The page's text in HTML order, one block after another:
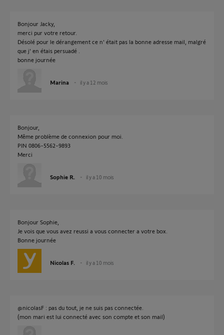
Bonjour Jacky,
merci pur votre retour.
Désolé pour le dérangement ce n' était pas la bonne adresse mail, malgré
que j' en étais persuadé .
bonne journée
Marina il y a 12 mois
Bonjour,
Même problème de connexion pour moi.
PIN 0806-5562-9893
Merci
Sophie R. il y a 10 mois
Bonjour Sophie,
Je vois que vous avez reussi a vous connecter a votre box.
Bonne journée
Nicolas F. il y a 10 mois
@nicolasF : pas du tout, je ne suis pas connectée.
(mon mari est lui connecté avec son compte et son mail)